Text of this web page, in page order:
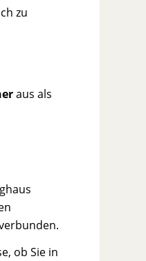
zu
aus als
ob Sie in